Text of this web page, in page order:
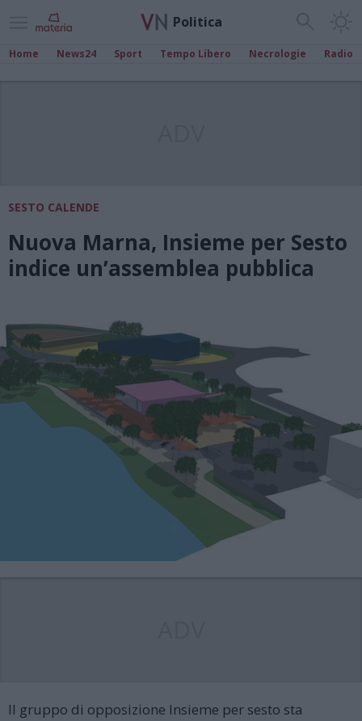
Politica
Home News24 Sport Tempo Libero Necrologie Radio
SESTO CALENDE
Nuova Marna, Insieme per Sesto
indice un’assemblea pubblica
Il gruppo di opposizione Insieme per sesto sta